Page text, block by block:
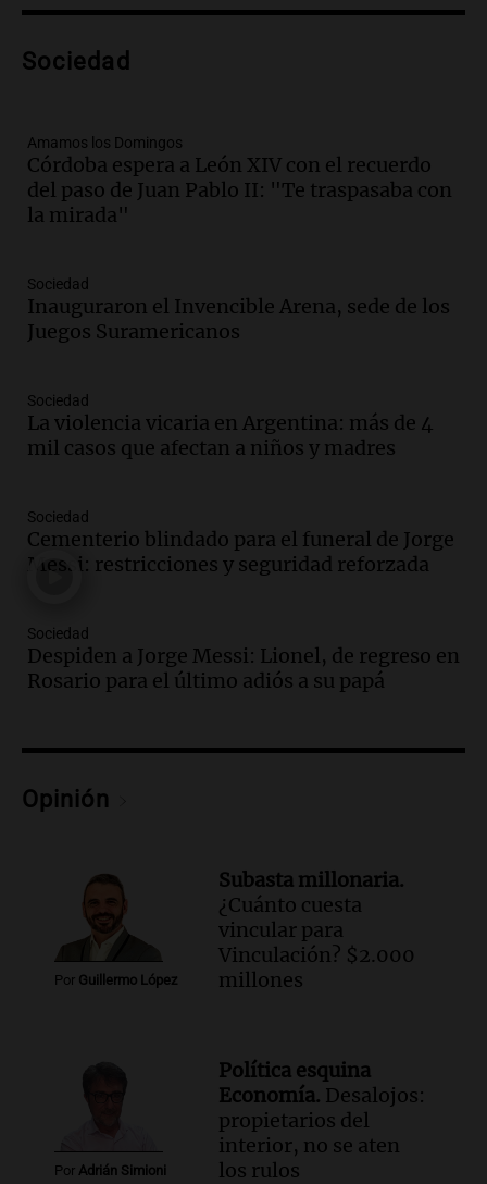
Audio.El Senado de Santa Fe aprueba
fenómeno del Niño
Audio.Una mujer de 40 años muere en
un accidente en la Ruta 321 cerca de
García Fernández
Panorama Federal
Audio.
billones de pesos y genera excedente de
liquidez de 4 billones
Audio.
humildad en tiempos de tormenta
según San Ignacio de Loyola
Audio.Tormentas y filtraciones: "El
agua entra por donde menos
Episodios
Audio.Nahuel Pennisi y la huella de
Mercedes Sosa: "La emoción es el filtro
Audio.
Episodios
Audio.Trágico accidente en Mendoza:
un muerto y varios heridos tras caída de
vehículos desde un puente
Tragedia en Mendoza: un muerto
y cinco heridos tras caer dos autos desde
un puente
Una mañana para todos
Episodios
Sociedad
Amamos los Domingos
Córdoba espera a León XIV con el recuerdo
del paso de Juan Pablo II: "Te traspasaba con
la mirada"
Sociedad
Inauguraron el Invencible Arena, sede de los
Juegos Suramericanos
Sociedad
La violencia vicaria en Argentina: más de 4
mil casos que afectan a niños y madres
Sociedad
Cementerio blindado para el funeral de Jorge
Messi: restricciones y seguridad reforzada
Sociedad
Despiden a Jorge Messi: Lionel, de regreso en
Rosario para el último adiós a su papá
Opinión
Por Guillermo López
Subasta millonaria.
¿Cuánto cuesta
vincular para
Vinculación? $2.000
millones
Por Adrián Simioni
Política esquina
Economía. Desalojos:
propietarios del
interior, no se aten
los rulos